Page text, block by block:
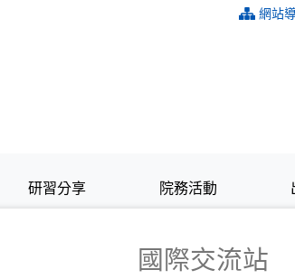
網站
研習分享 院務活動
國際交流站